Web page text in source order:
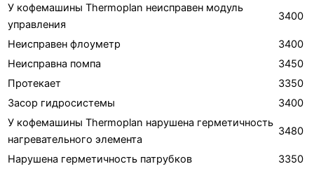
У кофемашины Thermoplan неисправен модуль
управления
3400
Неисправен флоуметр
3400
Неисправна помпа
3450
Протекает
3350
Засор гидросистемы
3400
У кофемашины Thermoplan нарушена герметичность
нагревательного элемента
3480
Нарушена герметичность патрубков
3350